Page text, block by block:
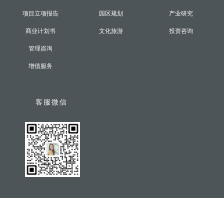
项目立项报告
商业计划书
园区规划
文化旅游
产业研究
投资咨询
管理咨询
增值服务
客服微信